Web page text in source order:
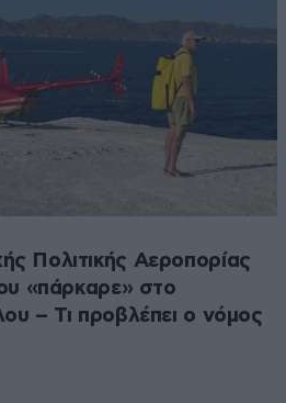
Πολιτικής Αεροπορίας
«πάρκαρε» στο
– Τι προβλέπει ο νόμος